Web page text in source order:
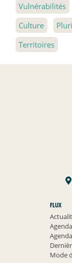
Vulnérabilités
Culture
Territoires
FLUX
Mode